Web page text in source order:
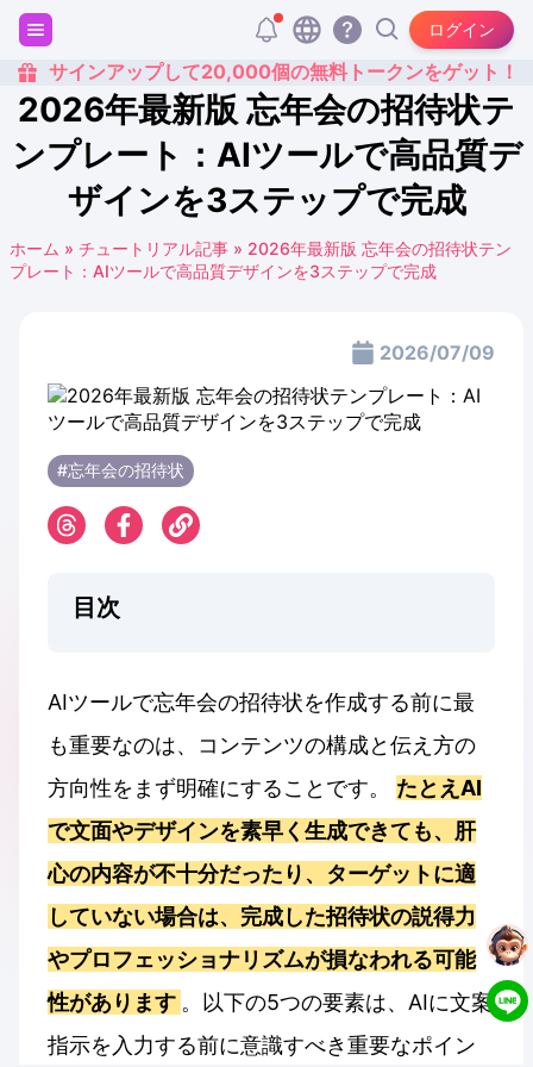
ログイン
サインアップして20,000個の無料トークンをゲット！
2026年最新版 忘年会の招待状テ
ンプレート：AIツールで高品質デ
ザインを3ステップで完成
ホーム » チュートリアル記事 » 2026年最新版 忘年会の招待状テン
プレート：AIツールで高品質デザインを3ステップで完成
2026/07/09
#忘年会の招待状
目次
AIツールで忘年会の招待状を作成する前に最
も重要なのは、コンテンツの構成と伝え方の
方向性をまず明確にすることです。 たとえAI
で文面やデザインを素早く生成できても、肝
心の内容が不十分だったり、ターゲットに適
していない場合は、完成した招待状の説得力
やプロフェッショナリズムが損なわれる可能
性があります 。以下の5つの要素は、AIに文案
指示を入力する前に意識すべき重要なポイン